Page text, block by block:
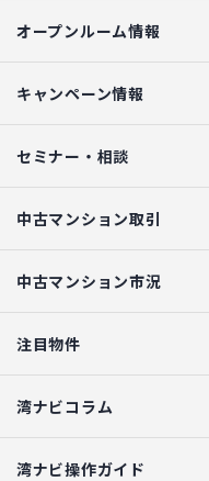
オープンルーム情報
キャンペーン情報
セミナー・相談
中古マンション取引
中古マンション市況
注目物件
湾ナビコラム
湾ナビ操作ガイド